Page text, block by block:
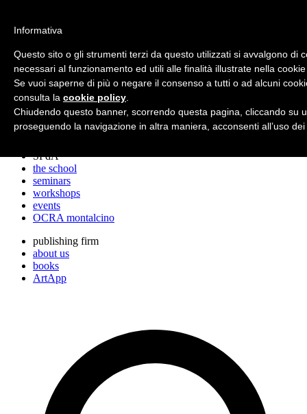
archos
the studio
projects
lectures
press cuttings
SPdA
the school
seminars
workshops
events
OCRA montalcino
publishing firm
about us
books
ArtApp
Informativa
Questo sito o gli strumenti terzi da questo utilizzati si avvalgono di
necessari al funzionamento ed utili alle finalità illustrate nella
Se vuoi saperne di più o negare il consenso a tutti o ad alcuni
consulta la cookie policy
Chiudendo questo banner, scorrendo questa pagina, cliccando su
proseguendo la navigazione in altra maniera, acconsenti all’uso